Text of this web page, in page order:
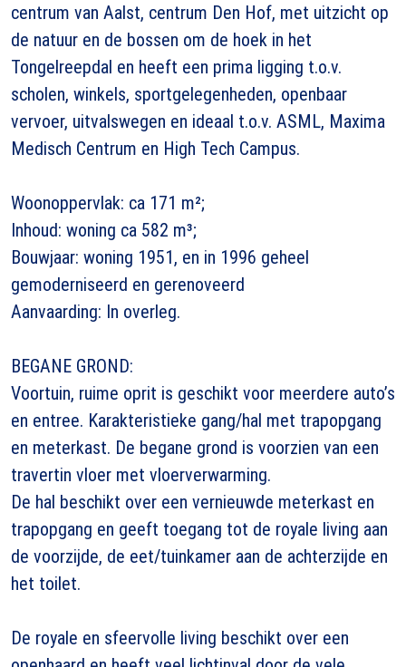
centrum van Aalst, centrum Den Hof, met uitzicht op
de natuur en de bossen om de hoek in het
Tongelreepdal en heeft een prima ligging t.o.v.
scholen, winkels, sportgelegenheden, openbaar
vervoer, uitvalswegen en ideaal t.o.v. ASML, Maxima
Medisch Centrum en High Tech Campus.
Woonoppervlak: ca 171 m²;
Inhoud: woning ca 582 m³;
Bouwjaar: woning 1951, en in 1996 geheel
gemoderniseerd en gerenoveerd
Aanvaarding: In overleg.
BEGANE GROND:
Voortuin, ruime oprit is geschikt voor meerdere auto’s
en entree. Karakteristieke gang/hal met trapopgang
en meterkast. De begane grond is voorzien van een
travertin vloer met vloerverwarming.
De hal beschikt over een vernieuwde meterkast en
trapopgang en geeft toegang tot de royale living aan
de voorzijde, de eet/tuinkamer aan de achterzijde en
het toilet.
De royale en sfeervolle living beschikt over een